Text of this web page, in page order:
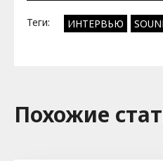
Теги: ИНТЕРВЬЮ
Похожие